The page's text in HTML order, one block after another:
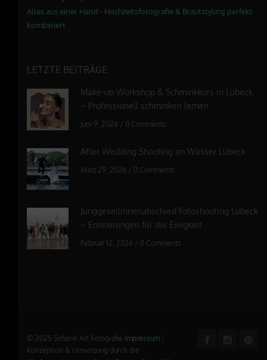
Alles aus einer Hand - Hochzeitsfotografie & Brautstyling perfekt
kombiniert
LETZTE BEITRÄGE
Make-up Workshop & Schminkkurs in Lübeck
– Professionell schminken lernen
Juni 9, 2026 / 0 Comments
After Wedding Shooting im Wasser Lübeck
März 29, 2026 / 0 Comments
Junggesellinnenabschied Fotoshooting Lübeck
– Erinnerungen für die Ewigkeit
Februar 12, 2026 / 0 Comments
© 2025 Schenk Art Fotografie Impressum
Konzeption & Umsetzung durch die